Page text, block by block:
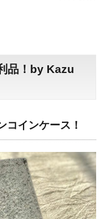
品！by Kazu
コインケース！